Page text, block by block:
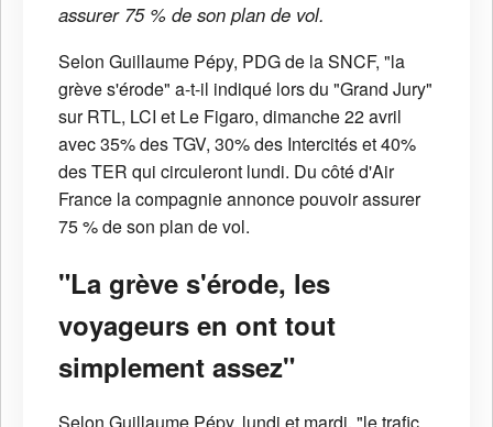
assurer 75 % de son plan de vol.
Selon Guillaume Pépy, PDG de la SNCF, "la
grève s'érode" a-t-il indiqué lors du "Grand Jury"
sur RTL, LCI et Le Figaro, dimanche 22 avril
avec 35% des TGV, 30% des Intercités et 40%
des TER qui circuleront lundi. Du côté d'Air
France la compagnie annonce pouvoir assurer
75 % de son plan de vol.
"La grève s'érode, les
voyageurs en ont tout
simplement assez"